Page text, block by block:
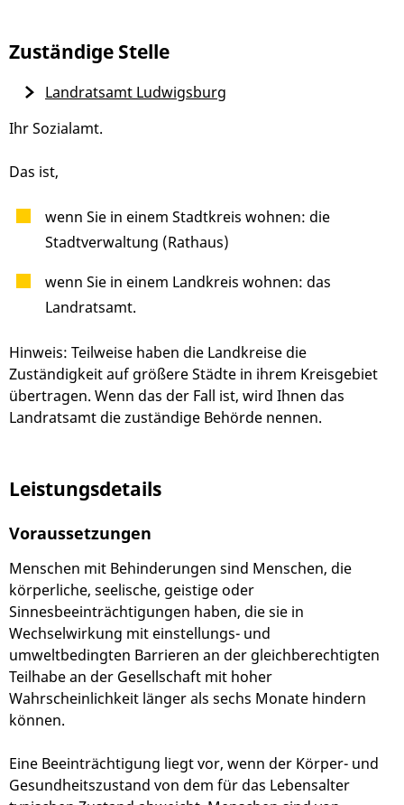
Zuständige Stelle
Ihr Sozialamt.
Das ist,
wenn Sie in einem Stadtkreis wohnen: die
Stadtverwaltung (Rathaus)
wenn Sie in einem Landkreis wohnen: das
Landratsamt.
Hinweis: Teilweise haben die Landkreise die
Zuständigkeit auf größere Städte in ihrem Kreisgebiet
übertragen. Wenn das der Fall ist, wird Ihnen das
Landratsamt die zuständige Behörde nennen.
Landratsamt Ludwigsburg
Leistungsdetails
Voraussetzungen
Menschen mit Behinderungen sind Menschen, die
körperliche, seelische, geistige oder
Sinnesbeeinträchtigungen haben, die sie in
Wechselwirkung mit einstellungs- und
umweltbedingten Barrieren an der gleichberechtigten
Teilhabe an der Gesellschaft mit hoher
Wahrscheinlichkeit länger als sechs Monate hindern
können.
Eine Beeinträchtigung liegt vor, wenn der Körper- und
Gesundheitszustand von dem für das Lebensalter